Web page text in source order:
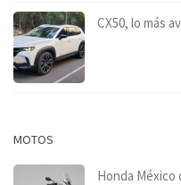
CX50, lo más
MOTOS
Honda México